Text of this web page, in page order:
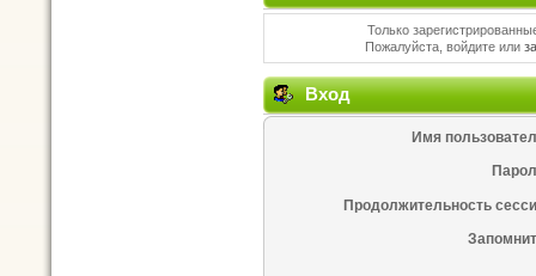
Только
Пожалуйста, войдите или
Вход
Имя
Продолжительность